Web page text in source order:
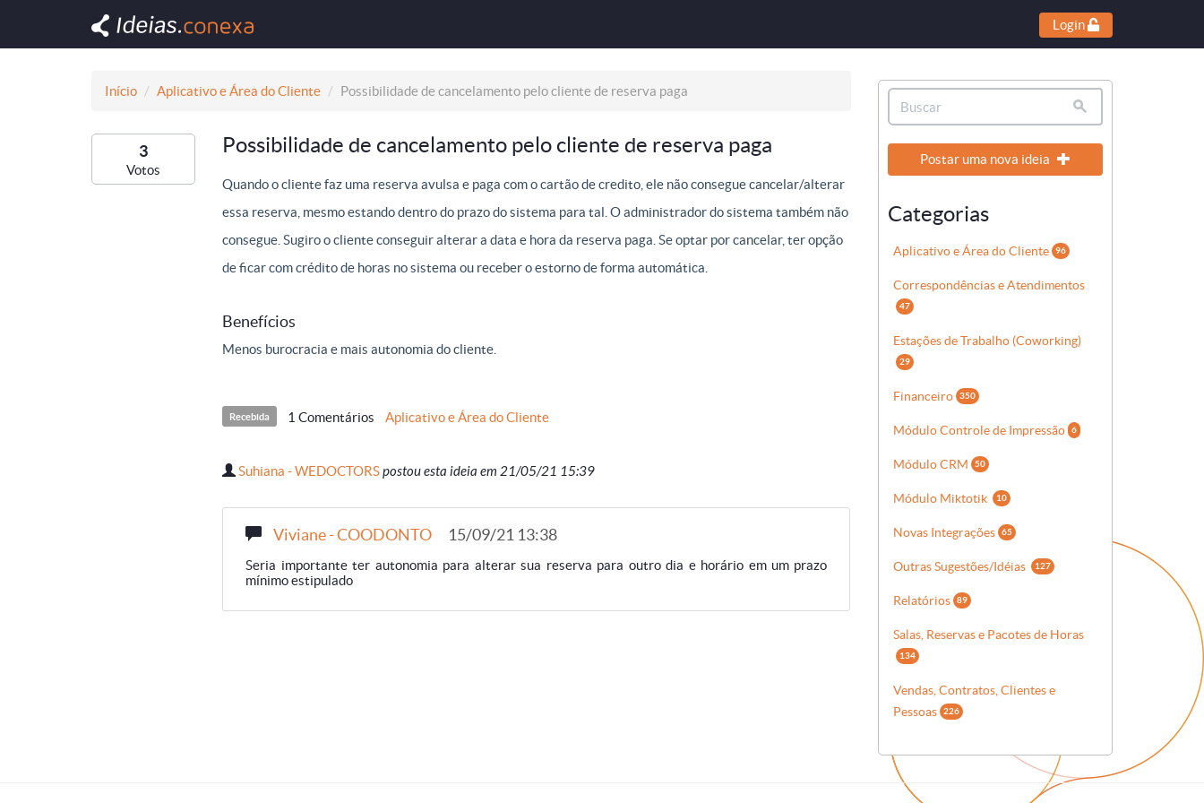
Login
Início Aplicativo e Área do Cliente Possibilidade de cancelamento pelo cliente de reserva paga
3
Votos
Possibilidade de cancelamento pelo cliente de reserva paga
Quando o cliente faz uma reserva avulsa e paga com o cartão de credito, ele não consegue cancelar/alterar
essa reserva, mesmo estando dentro do prazo do sistema para tal. O administrador do sistema também não
consegue. Sugiro o cliente conseguir alterar a data e hora da reserva paga. Se optar por cancelar, ter opção
de ficar com crédito de horas no sistema ou receber o estorno de forma automática.
Benefícios
Menos burocracia e mais autonomia do cliente.
Recebida 1 Comentários Aplicativo e Área do Cliente
Suhiana - WEDOCTORSpostou esta ideia em 21/05/21 15:39
Viviane - COODONTO 15/09/21 13:38
Seria importante ter autonomia para alterar sua reserva para outro dia e horário em um prazo
mínimo estipulado
Postar uma nova ideia
Categorias
Aplicativo e Área do Cliente 96
Correspondências e Atendimentos
47
Estações de Trabalho (Coworking)
29
Financeiro 350
Módulo Controle de Impressão 6
Módulo CRM 50
Módulo Miktotik 10
Novas Integrações 65
Outras Sugestões/Idéias 127
Relatórios 89
Salas, Reservas e Pacotes de Horas
134
Vendas, Contratos, Clientes e
Pessoas
226